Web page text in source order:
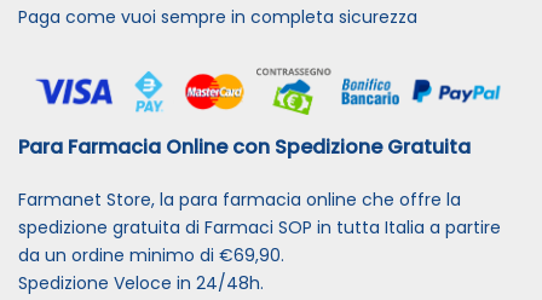
Paga come vuoi sempre in completa sicurezza
Para Farmacia Online con Spedizione Gratuita
Farmanet Store, la para farmacia online che offre la
spedizione gratuita di Farmaci SOP in tutta Italia a partire
da un ordine minimo di €69,90.
Spedizione Veloce in 24/48h.